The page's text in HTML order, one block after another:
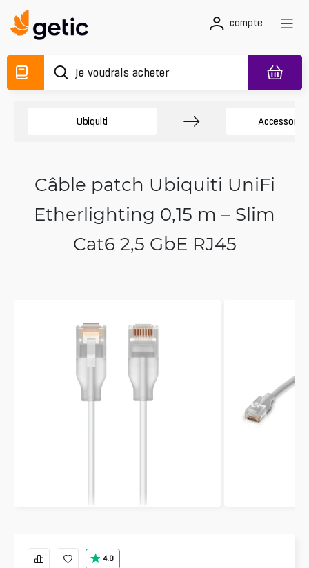
compte
Ubiquiti Accessory
Câble patch Ubiquiti UniFi
Etherlighting 0,15 m – Slim
Cat6 2,5 GbE RJ45
4.0